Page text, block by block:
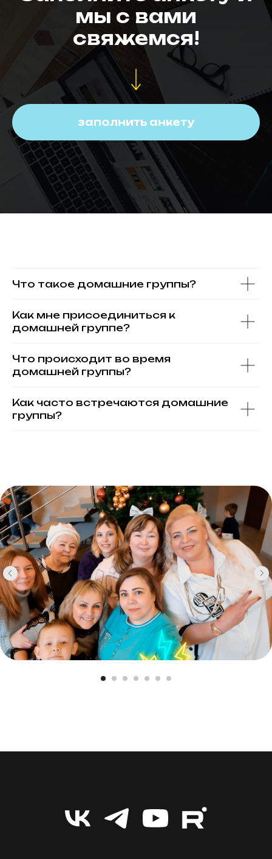
мы с вами
свяжемся!
заполнить анкету
Что такое домашние группы?
Как мне присоединиться к
домашней группе?
Что происходит во время
домашней группы?
Как часто встречаются домашние
группы?